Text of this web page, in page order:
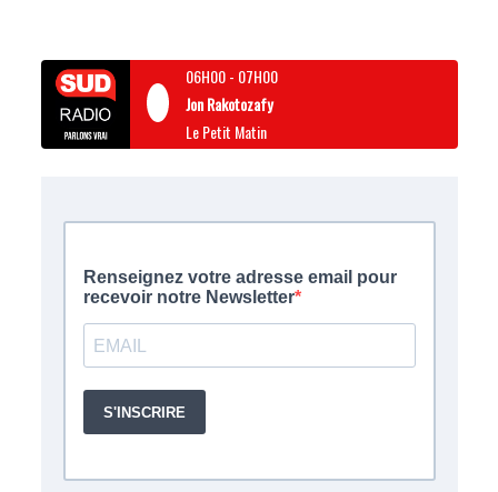
06H00- 07H00
Jon Rakotozafy
Le Petit Matin